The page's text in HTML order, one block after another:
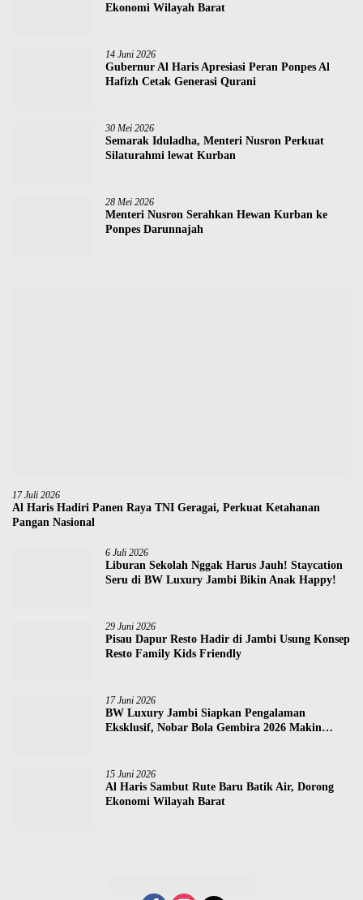
Ekonomi Wilayah Barat
14 Juni 2026
Gubernur Al Haris Apresiasi Peran Ponpes Al
Hafizh Cetak Generasi Qurani
30 Mei 2026
Semarak Iduladha, Menteri Nusron Perkuat
Silaturahmi lewat Kurban
28 Mei 2026
Menteri Nusron Serahkan Hewan Kurban ke
Ponpes Darunnajah
17 Juli 2026
Al Haris Hadiri Panen Raya TNI Geragai, Perkuat Ketahanan
Pangan Nasional
6 Juli 2026
Liburan Sekolah Nggak Harus Jauh! Staycation
Seru di BW Luxury Jambi Bikin Anak Happy!
29 Juni 2026
Pisau Dapur Resto Hadir di Jambi Usung Konsep
Resto Family Kids Friendly
17 Juni 2026
BW Luxury Jambi Siapkan Pengalaman
Eksklusif, Nobar Bola Gembira 2026 Makin
15 Juni 2026
Al Haris Sambut Rute Baru Batik Air, Dorong
Ekonomi Wilayah Barat